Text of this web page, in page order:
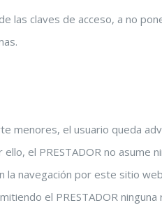
las claves de acceso, a no
menores, el usuario queda
el PRESTADOR no
navegación por este sitio
el PRESTADOR ninguna